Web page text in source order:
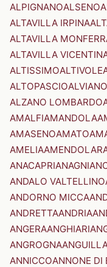
ALPIGNANOALSENO
ALTAVILLA IRPINA
ALTAVILLA
ALTAVILLA
ALTISSIMOALTIVOLE
ALTOPASCIOALVIANO
ALZANO LOMBARDO
AMALFIAMANDOLA
AMASENOAMATO
AMELIA
ANACAPRIANAGNI
ANDALO VALTELLINO
ANDORNO MICCA
ANDRETTAANDRIA
ANGERAANGHIARI
ANGROGNA
ANNICCOANNONE DI